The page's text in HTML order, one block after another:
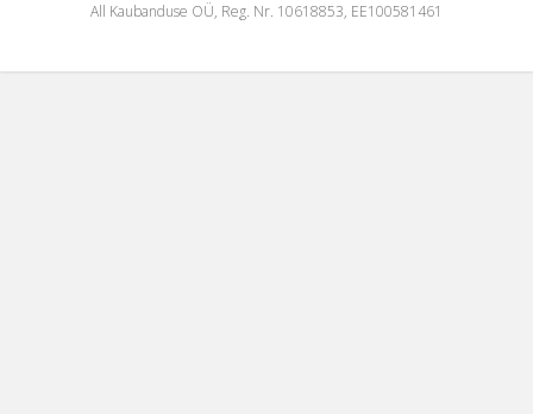
All Kaubanduse OÜ, Reg. Nr. 10618853, EE100581461